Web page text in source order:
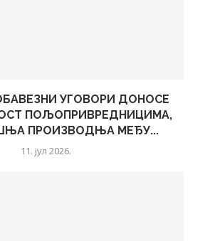
УГОВОРИ ДОНОСЕ
ПОЉОПРИВРЕДНИЦИМА,
ПРОИЗВОДЊА МЕЂУ...
11. јул 2026.